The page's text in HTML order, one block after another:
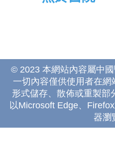
© 2023 本網站內容屬中
一切內容僅供使用者在
形式儲存、散佈或重製部
以Microsoft Edge、
器瀏